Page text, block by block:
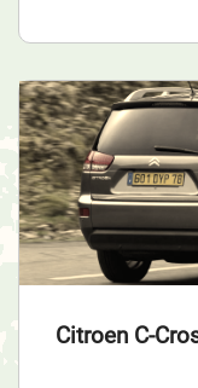
Citroen C-